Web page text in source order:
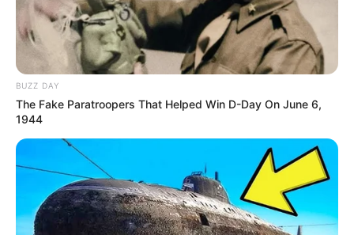
tömegben. Érezhető egy különleges közösségi
érzés: mintha mindenki ugyanazt a reményt és
várakozást hozta volna magával. A tömegben
többen közösen énekelnek, és az ének hangja
hullámként terjed végig az emberek között.
A dallamokat sokan együtt viszik tovább, így a tér
időről időre egyetlen nagy közös hanggá válik. A
jelenlévők arcán nyugalom és öröm látszik.
BUZZ DAY
The Fake Paratroopers That Helped Win D-Day On June 6,
1944